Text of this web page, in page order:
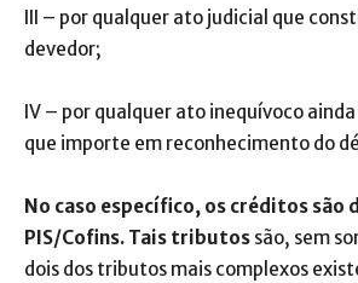
III – por qualquer ato judicial que
devedor;
IV – por qualquer ato inequívoco
que importe em reconhecimento do
No caso específico, os créditos são
PIS/Cofins. Tais tributos são, sem
dois dos tributos mais complexos